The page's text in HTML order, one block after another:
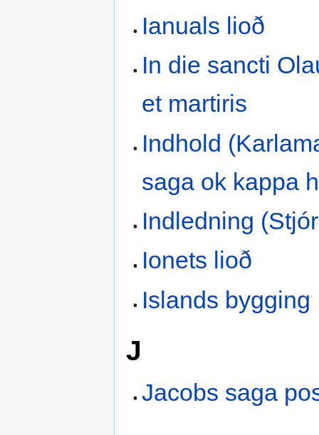
Ianuals lioð
In die sancti
et martiris
Indhold
saga ok kappa
Indledning
Ionets lioð
Islands bygging
J
Jacobs saga